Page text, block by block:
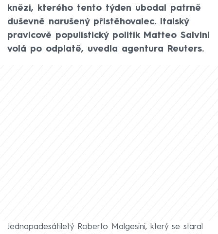
knězi, kterého tento týden ubodal patrně
duševně narušený přistěhovalec. Italský
pravicově populistický politik Matteo Salvini
volá po odplatě, uvedla agentura Reuters.
Jednapadesátiletý Roberto Malgesini, který se staral